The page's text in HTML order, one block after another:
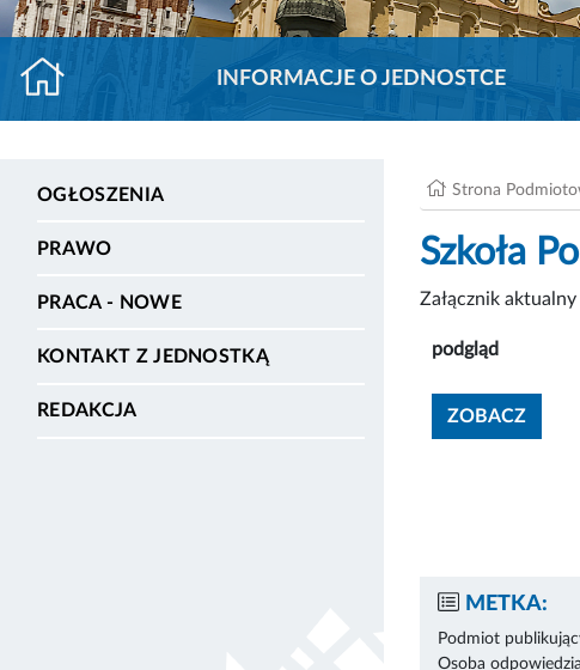
INFORMACJE O JEDNOSTCE
OGŁOSZENIA
PRAWO
PRACA - NOWE
KONTAKT Z JEDNOSTKĄ
REDAKCJA
Strona
Szkoła
Załącznik
podgląd
ZOBACZ
METKA:
Podmiot
Osoba